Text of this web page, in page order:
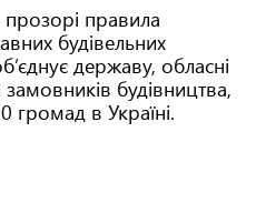
правила
будівельних
державу, обласні
замовників будівництва,
громад в Україні.